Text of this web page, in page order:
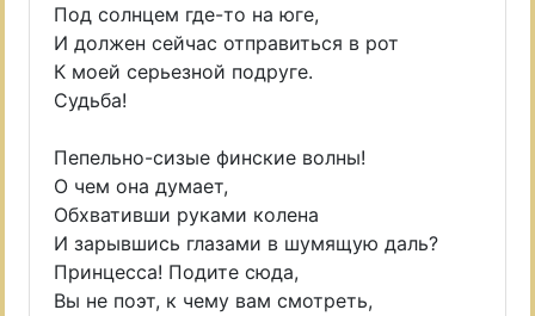
Под солнцем где-то на юге,
И должен сейчас отправиться в рот
К моей серьезной подруге.
Судьба!
Пепельно-сизые финские волны!
О чем она думает,
Обхвативши руками колена
И зарывшись глазами в шумящую даль?
Принцесса! Подите сюда,
Вы не поэт, к чему вам смотреть,